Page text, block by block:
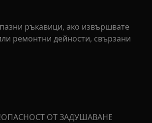
ръкавици, ако извършвате
ремонтни дейности, свързани
ОПАСНОСТ ОТ ЗАДУШАВАНЕ